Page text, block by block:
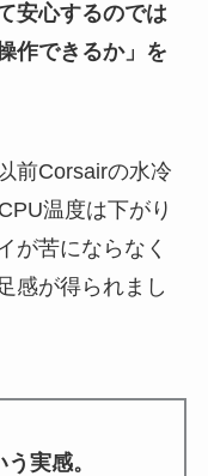
安心するのでは
作できるか」を
前Corsairの水冷
温度は下がり
が苦にならなく
感が得られまし
実感。